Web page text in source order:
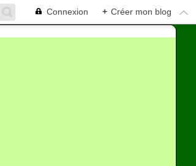
Connexion + Créer mon blog